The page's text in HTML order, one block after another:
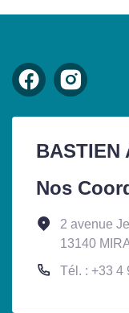
BASTIEN
Nos
2 avenue
13140
Tél. : +33 4